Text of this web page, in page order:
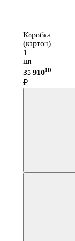
Коробка
(картон)
1
шт —
35 91000
₽